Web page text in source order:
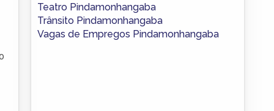
Teatro Pindamonhangaba
Trânsito Pindamonhangaba
Vagas de Empregos Pindamonhangaba